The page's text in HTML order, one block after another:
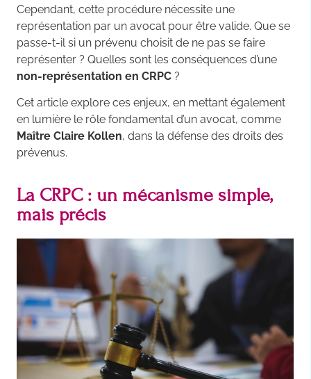
Cependant, cette procédure nécessite une
représentation par un avocat pour être valide. Que se
passe-t-il si un prévenu choisit de ne pas se faire
représenter ? Quelles sont les conséquences d’une
non-représentation en CRPC ?
Cet article explore ces enjeux, en mettant également
en lumière le rôle fondamental d’un avocat, comme
Maître Claire Kollen, dans la défense des droits des
prévenus.
La CRPC : un mécanisme simple,
mais précis